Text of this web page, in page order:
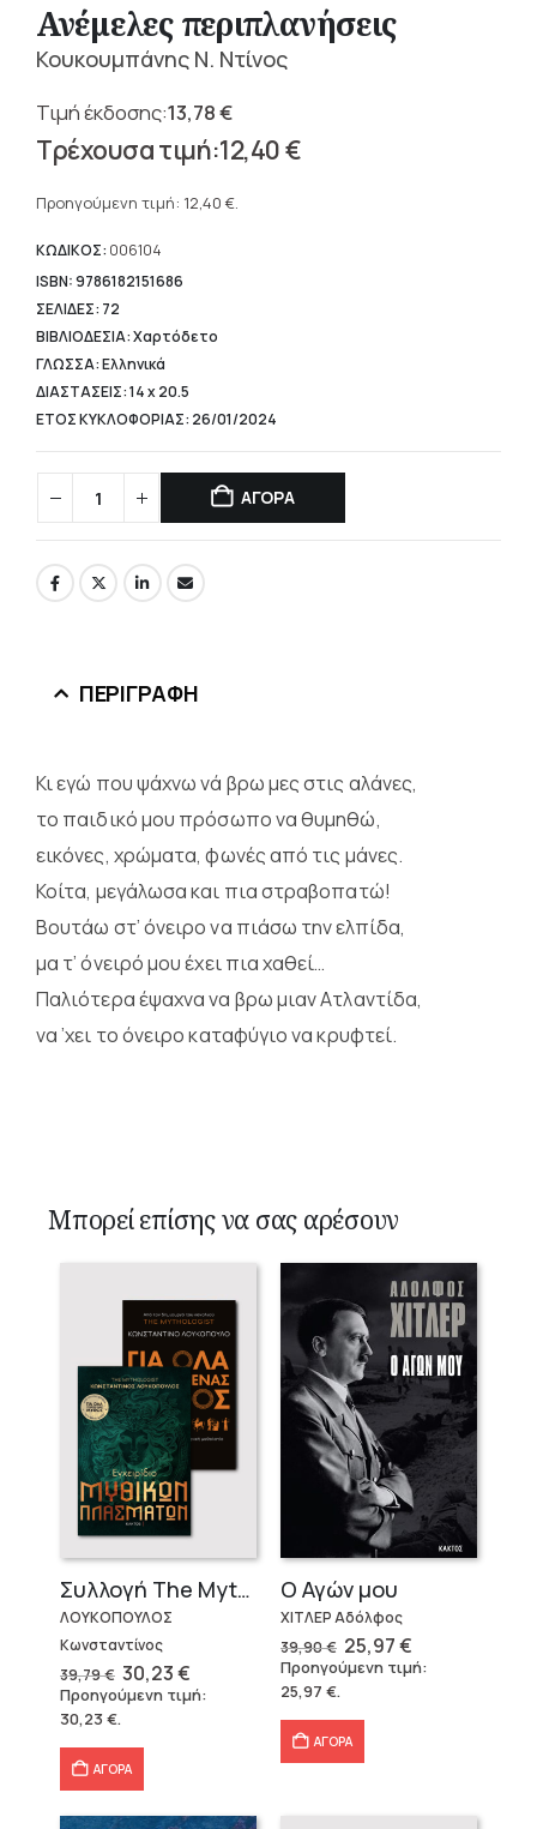
Ανέμελες περιπλανήσεις
Κουκουμπάνης Ν. Ντίνος
13,78€
Original
price
13,78 €.
12,40€
τρέχουσα
είναι:
12,40 €.
Προηγούμενη τιμή: 12,40 €.
ΚΩΔΙΚΟΣ: 006104
ISBN: 9786182151686
ΣΕΛΙΔΕΣ: 72
ΒΙΒΛΙΟΔΕΣΙΑ: Χαρτόδετο
ΓΛΩΣΣΑ: Ελληνικά
ΔΙΑΣΤΑΣΕΙΣ: 14 x 20.5
ΕΤΟΣ ΚΥΚΛΟΦΟΡΙΑΣ: 26/01/2024
ΑΓΟΡΑ
ΠΕΡΙΓΡΑΦΉ
Κι εγώ που ψάχνω νά βρω μες στις αλάνες,
το παιδικό μου πρόσωπο να θυμηθώ,
εικόνες, χρώματα, φωνές από τις μάνες.
Κοίτα, μεγάλωσα και πια στραβοπατώ!
Βουτάω στ’ όνειρο να πιάσω την ελπίδα,
μα τ’ όνειρό μου έχει πια χαθεί…
Παλιότερα έψαχνα να βρω μιαν Ατλαντίδα,
να ’χει το όνειρο καταφύγιο να κρυφτεί.
Μπορεί επίσης να σας αρέσουν
Συλλογή The Mythologist (2 βιβλία)
ΛΟΥΚΟΠΟΥΛΟΣ
Κωνσταντίνος
39,79€ Original
price
was:
39,79 €.
30,23€Η
τρέχουσα
τιμή
Προηγούμενη τιμή:
30,23€.
ΑΓΟΡΑ
Ο Αγών μου
ΧΙΤΛΕΡ Αδόλφος
39,90€ Original
price
was:
25,97€Η
τρέχουσα
τιμή
Προηγούμενη τιμή:
25,97 €.
ΑΓΟΡΑ